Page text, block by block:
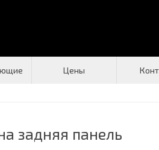
Цены
задняя панель